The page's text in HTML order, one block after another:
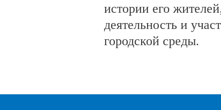
истории его
деятельность и
городской среды.